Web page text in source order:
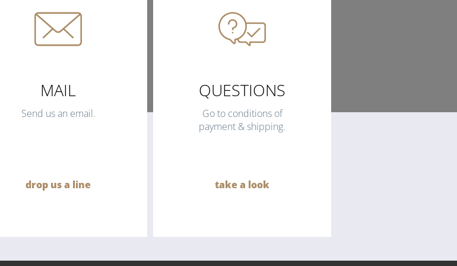
MAIL
Send us an email.
drop us a line
QUESTIONS
Go to conditions of
payment & shipping.
take a look